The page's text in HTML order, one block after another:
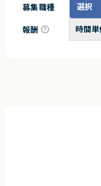
募集職種 選択
報酬